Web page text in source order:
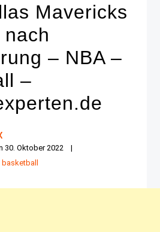
Mavericks
– NBA –
–
30. Oktober 2022
basketball